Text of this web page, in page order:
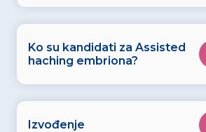
Ko su kandidati za Assisted
haching embriona?
Izvođenje